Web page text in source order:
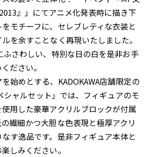
』」にてアニメ化発表時に描き下
モチーフに、セレブレティな衣装と
を余すことなく再現いたしました。
ふさわしい、特別な日の白を是非お手
ださい。
始めとする、KADOKAWA店舗限定の
シャルセット」では、フィギュアのモ
用した豪華アクリルブロックが付属
繊細かつ大胆な色表現と極厚アクリ
す逸品です。是非フィギュア本体と
しみください。